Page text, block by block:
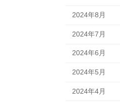
2024年8月
2024年7月
2024年6月
2024年5月
2024年4月